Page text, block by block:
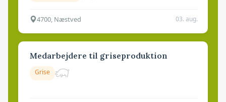
4700, Næstved 03. aug.
Medarbejdere til griseproduktion
Grise